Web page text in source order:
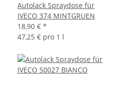
Autolack Spraydose für
IVECO 374 MINTGRUEN
18,90 € *
47,25 € pro 1 l